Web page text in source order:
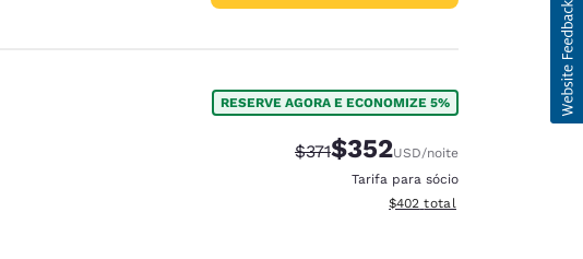
RESERVE AGORA E ECONOMIZE 5%
Tarifa anterior “tachada”:
$371Tarifa com desconto:
$352USD/noite
Tarifa para sócio
Exibir detalhes do total
$402 total